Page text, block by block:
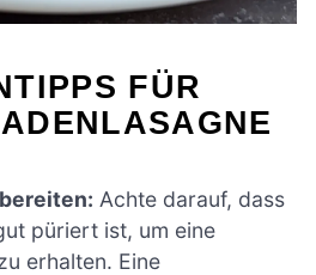
FÜR
Achte darauf, dass
püriert ist, um eine
erhalten. Eine